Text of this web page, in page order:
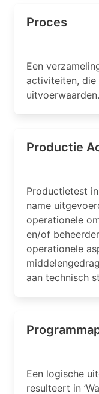
Proces
Een
activiteiten, die
uitvoerwaarden.
Productie
Productietest
name
operationele
en/of
operationele
aan technisch
Een logische
resulteert in